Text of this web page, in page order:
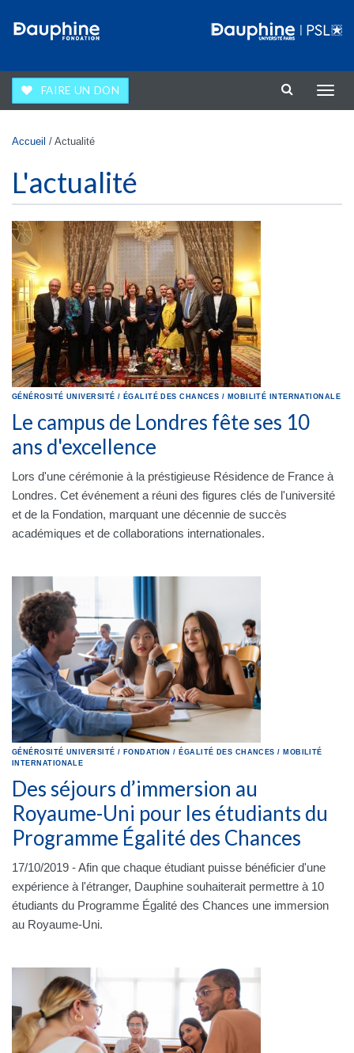
FAIRE UN DON
la
Vous êtes ici
Accueil / Actualité
L'actualité
GÉNÉROSITÉ UNIVERSITÉ / ÉGALITÉ DES CHANCES / MOBILITÉ INTERNATIONALE
Le campus de Londres fête ses 10
ans d'excellence
Lors d'une cérémonie à la préstigieuse Résidence de France à
Londres. Cet événement a réuni des figures clés de l'université
et de la Fondation, marquant une décennie de succès
académiques et de collaborations internationales.
GÉNÉROSITÉ UNIVERSITÉ / FONDATION / ÉGALITÉ DES CHANCES / MOBILITÉ
INTERNATIONALE
Des séjours d’immersion au
Royaume-Uni pour les étudiants du
Programme Égalité des Chances
17/10/2019 - Afin que chaque étudiant puisse bénéficier d'une
expérience à l'étranger, Dauphine souhaiterait permettre à 10
étudiants du Programme Égalité des Chances une immersion
au Royaume-Uni.